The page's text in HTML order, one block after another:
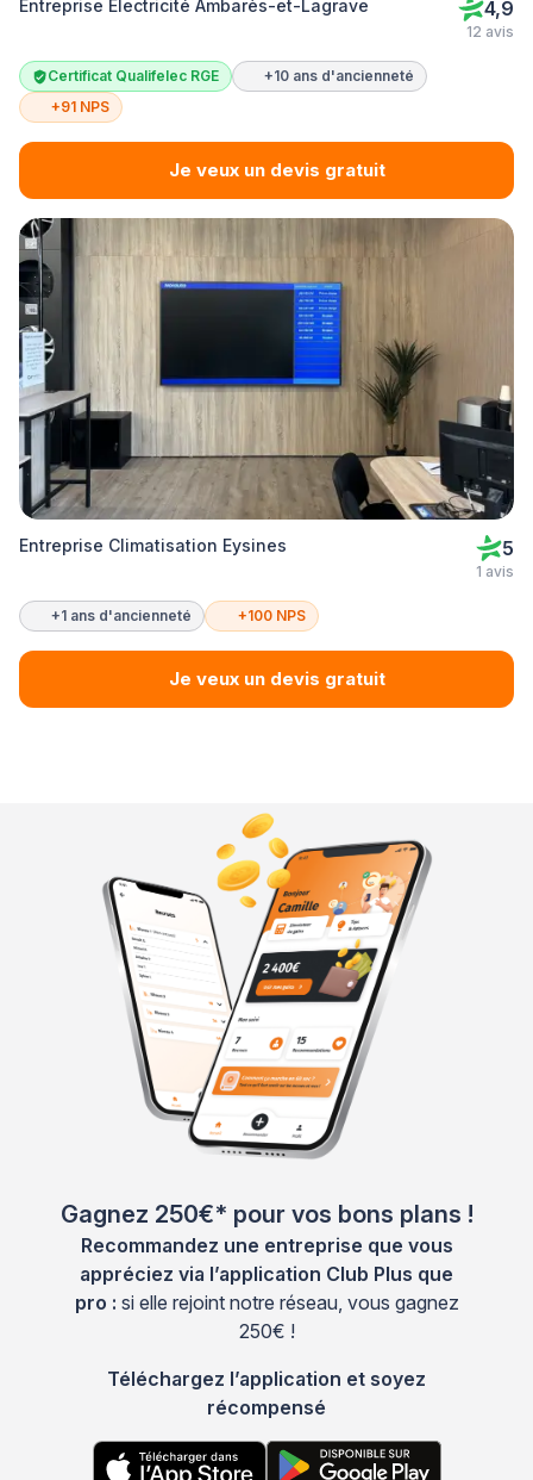
Entreprise Electricité Ambarès-et-Lagrave 4,9
12 avis
Certificat Qualifelec RGE
+10 ans d'ancienneté
+91 NPS
Je veux un devis gratuit
Entreprise Climatisation Eysines 5
1 avis
+1 ans d'ancienneté +100 NPS
Je veux un devis gratuit
Gagnez 250€* pour vos bons plans !
Recommandez une entreprise que vous
appréciez via l’application Club Plus que
pro : si elle rejoint notre réseau, vous gagnez
250€ !
Téléchargez l’application et soyez
récompensé